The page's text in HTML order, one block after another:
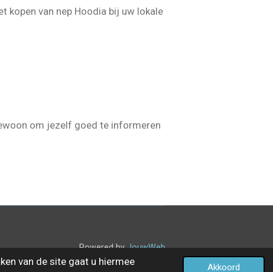
van de site gaat u hiermee
Akkoord
kopen van nep Hoodia bij uw lokale
om jezelf goed te informeren
Powered byJouwWeb